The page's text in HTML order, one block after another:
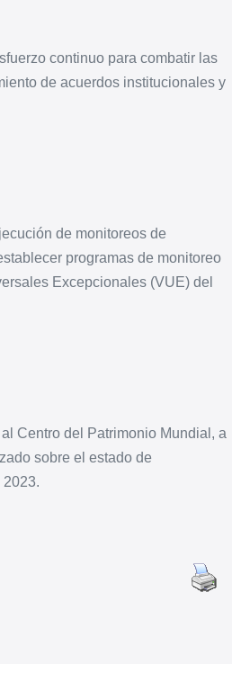
continuo para combatir las
de acuerdos institucionales y
de monitoreos de
programas de monitoreo
Excepcionales (VUE) del
Centro del Patrimonio Mundial, a
sobre el estado de